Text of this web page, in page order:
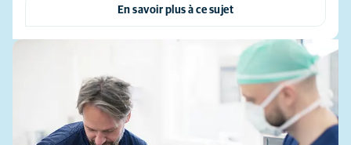
En savoir plus à ce sujet